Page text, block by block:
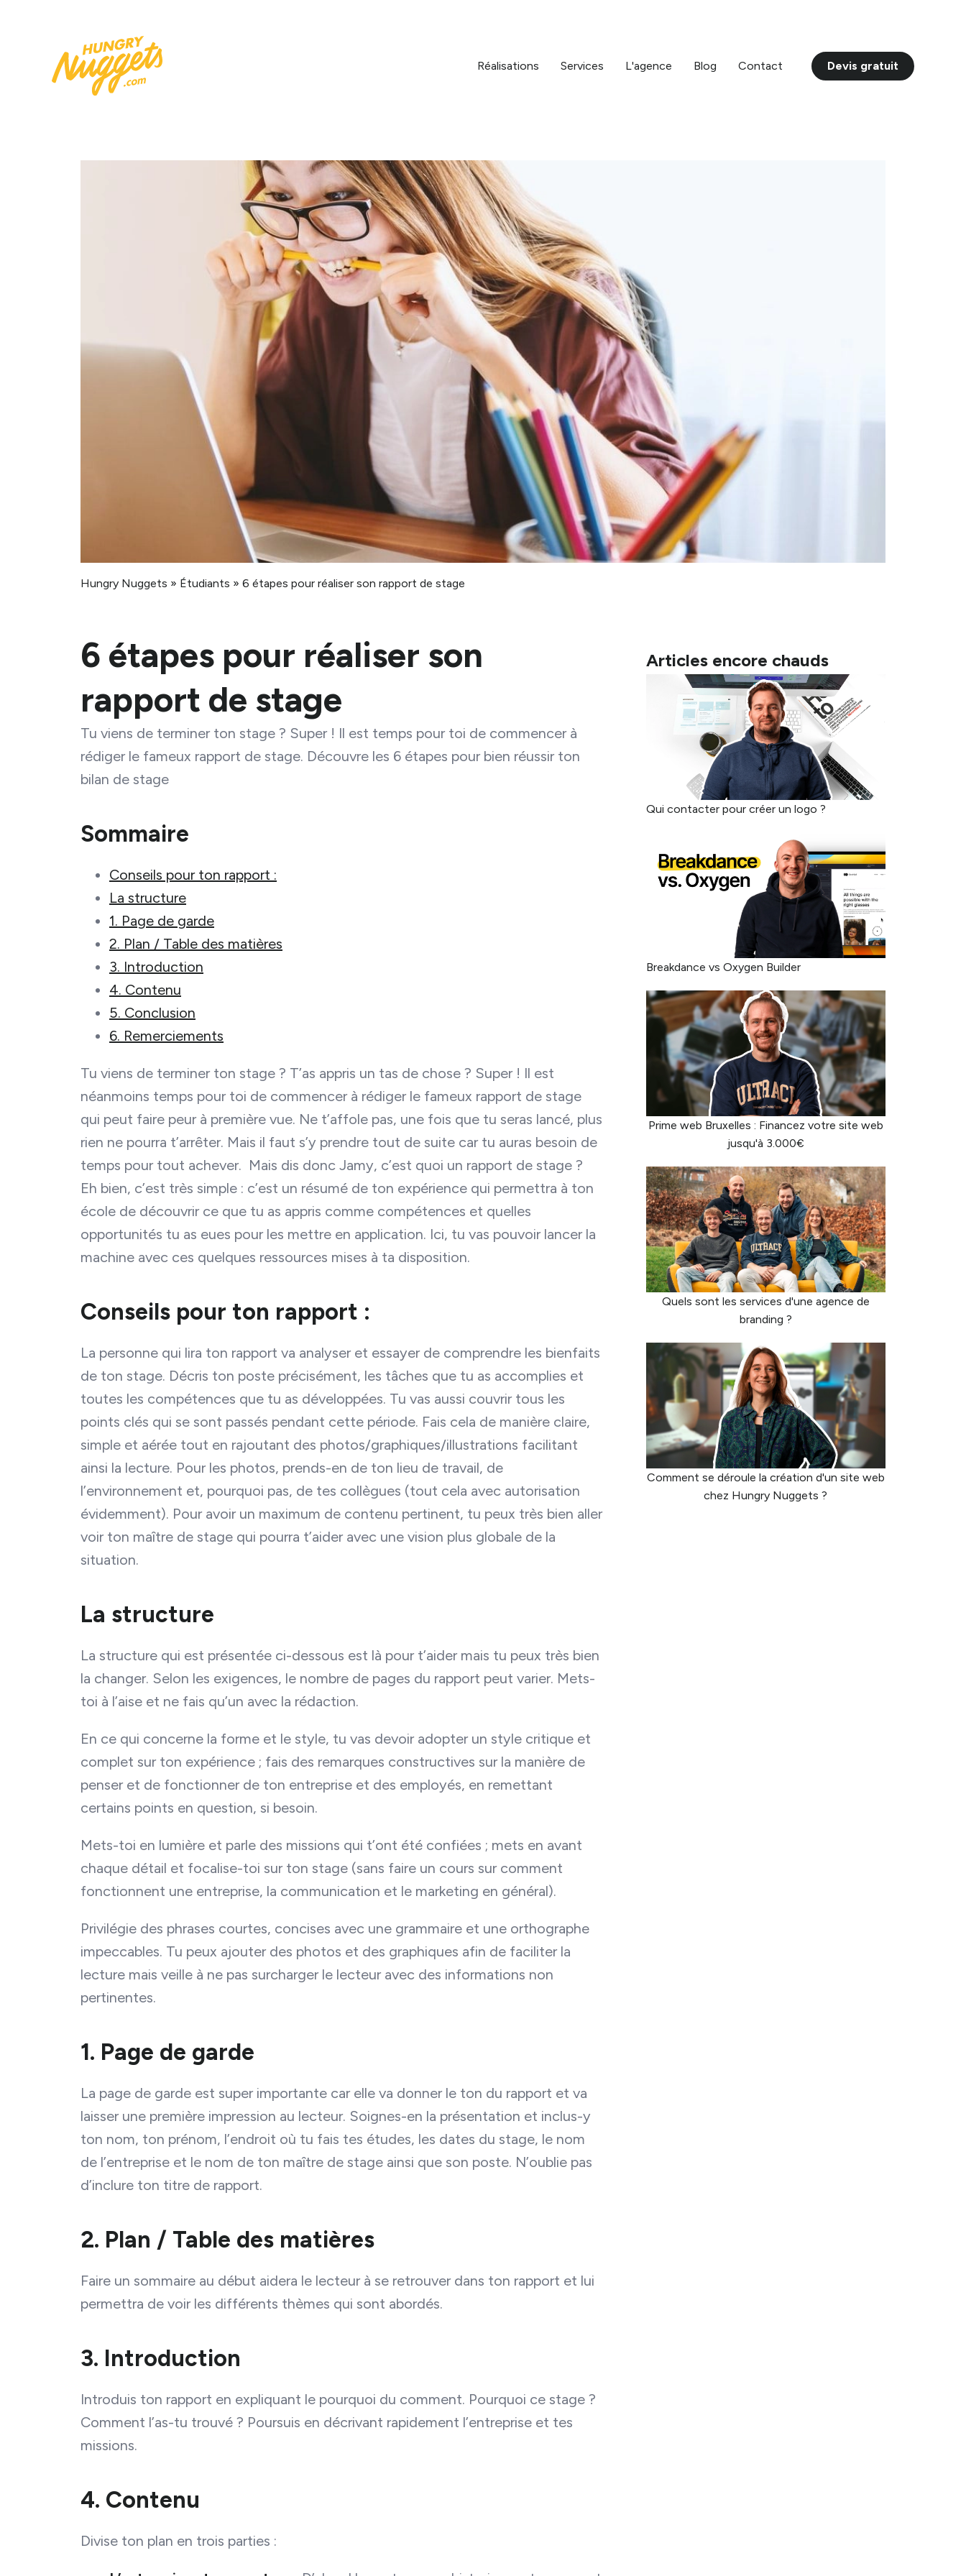
Réalisations Services L'agence Blog Contact Devis gratuit
Hungry Nuggets » Étudiants » 6 étapes pour réaliser son rapport de stage
6 étapes pour réaliser son
rapport de stage
Tu viens de terminer ton stage ? Super ! Il est temps pour toi de commencer à
rédiger le fameux rapport de stage. Découvre les 6 étapes pour bien réussir ton
bilan de stage
Sommaire
Conseils pour ton rapport :
La structure
1. Page de garde
2. Plan / Table des matières
3. Introduction
4. Contenu
5. Conclusion
6. Remerciements
Tu viens de terminer ton stage ? T’as appris un tas de chose ? Super ! Il est
néanmoins temps pour toi de commencer à rédiger le fameux rapport de stage
qui peut faire peur à première vue. Ne t’affole pas, une fois que tu seras lancé, plus
rien ne pourra t’arrêter. Mais il faut s’y prendre tout de suite car tu auras besoin de
temps pour tout achever. Mais dis donc Jamy, c’est quoi un rapport de stage ?
Eh bien, c’est très simple : c’est un résumé de ton expérience qui permettra à ton
école de découvrir ce que tu as appris comme compétences et quelles
opportunités tu as eues pour les mettre en application. Ici, tu vas pouvoir lancer la
machine avec ces quelques ressources mises à ta disposition.
Conseils pour ton rapport :
La personne qui lira ton rapport va analyser et essayer de comprendre les bienfaits
de ton stage. Décris ton poste précisément, les tâches que tu as accomplies et
toutes les compétences que tu as développées. Tu vas aussi couvrir tous les
points clés qui se sont passés pendant cette période. Fais cela de manière claire,
simple et aérée tout en rajoutant des photos/graphiques/illustrations facilitant
ainsi la lecture. Pour les photos, prends-en de ton lieu de travail, de
l’environnement et, pourquoi pas, de tes collègues (tout cela avec autorisation
évidemment). Pour avoir un maximum de contenu pertinent, tu peux très bien aller
voir ton maître de stage qui pourra t’aider avec une vision plus globale de la
situation.
La structure
La structure qui est présentée ci-dessous est là pour t’aider mais tu peux très bien
la changer. Selon les exigences, le nombre de pages du rapport peut varier. Mets-
toi à l’aise et ne fais qu’un avec la rédaction.
En ce qui concerne la forme et le style, tu vas devoir adopter un style critique et
complet sur ton expérience ; fais des remarques constructives sur la manière de
penser et de fonctionner de ton entreprise et des employés, en remettant
certains points en question, si besoin.
Mets-toi en lumière et parle des missions qui t’ont été confiées ; mets en avant
chaque détail et focalise-toi sur ton stage (sans faire un cours sur comment
fonctionnent une entreprise, la communication et le marketing en général).
Privilégie des phrases courtes, concises avec une grammaire et une orthographe
impeccables. Tu peux ajouter des photos et des graphiques afin de faciliter la
lecture mais veille à ne pas surcharger le lecteur avec des informations non
pertinentes.
1. Page de garde
La page de garde est super importante car elle va donner le ton du rapport et va
laisser une première impression au lecteur. Soignes-en la présentation et inclus-y
ton nom, ton prénom, l’endroit où tu fais tes études, les dates du stage, le nom
de l’entreprise et le nom de ton maître de stage ainsi que son poste. N’oublie pas
d’inclure ton titre de rapport.
2. Plan / Table des matières
Faire un sommaire au début aidera le lecteur à se retrouver dans ton rapport et lui
permettra de voir les différents thèmes qui sont abordés.
3. Introduction
Introduis ton rapport en expliquant le pourquoi du comment. Pourquoi ce stage ?
Comment l’as-tu trouvé ? Poursuis en décrivant rapidement l’entreprise et tes
missions.
4. Contenu
Divise ton plan en trois parties :
Articles encore chauds
Qui contacter pour créer un logo ?
Breakdance vs Oxygen Builder
Prime web Bruxelles : Financez votre site web
jusqu'à 3.000€
Quels sont les services d'une agence de
branding ?
Comment se déroule la création d'un site web
chez Hungry Nuggets ?